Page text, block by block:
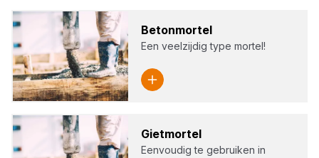
Beton­mor­tel
Een veelzijdig type mortel!
Giet­mor­tel
Eenvoudig te gebruiken in